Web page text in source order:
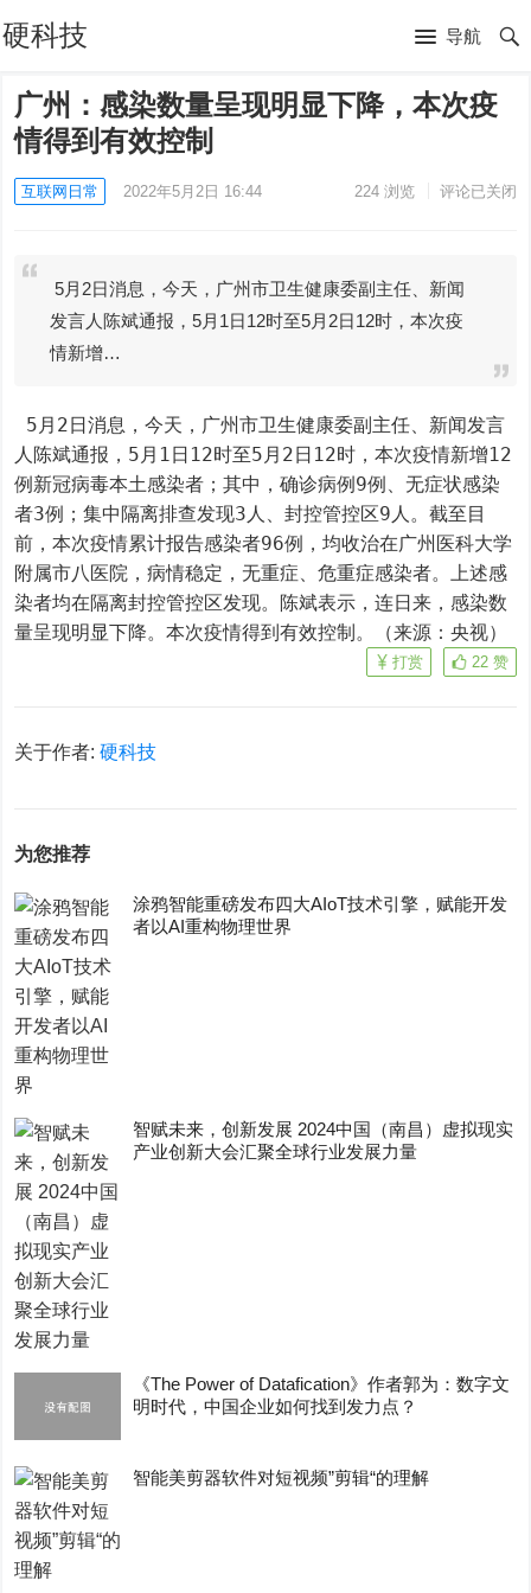
硬科技 导航
广州：感染数量呈现明显下降，本次疫
情得到有效控制
互联网日常 2022年5月2日 16:44 224浏览 评论已关闭
5月2日消息，今天，广州市卫生健康委副主任、新闻
发言人陈斌通报，5月1日12时至5月2日12时，本次疫
情新增…
5月2日消息，今天，广州市卫生健康委副主任、新闻发言
人陈斌通报，5月1日12时至5月2日12时，本次疫情新增12
例新冠病毒本土感染者；其中，确诊病例9例、无症状感染
者3例；集中隔离排查发现3人、封控管控区9人。截至目
前，本次疫情累计报告感染者96例，均收治在广州医科大学
附属市八医院，病情稳定，无重症、危重症感染者。上述感
染者均在隔离封控管控区发现。陈斌表示，连日来，感染数
量呈现明显下降。本次疫情得到有效控制。（来源：央视）
22 赞
打赏
关于作者:硬科技
为您推荐
涂鸦智能重磅发布四大AIoT技术引擎，赋能开发
者以AI重构物理世界
智赋未来，创新发展 2024中国（南昌）虚拟现实
产业创新大会汇聚全球行业发展力量
《The Power of Datafication》作者郭为：数字文
明时代，中国企业如何找到发力点？
智能美剪器软件对短视频”剪辑“的理解